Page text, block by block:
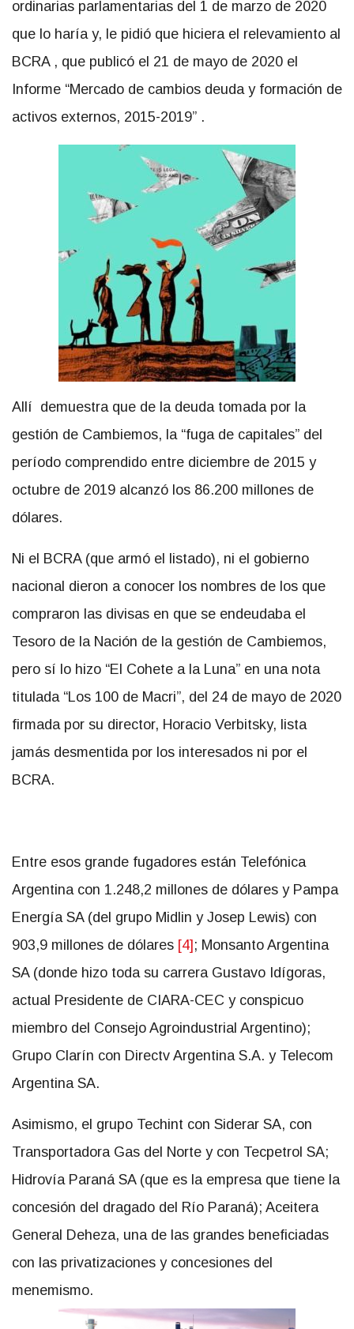
ordinarias parlamentarias del 1 de marzo de 2020
que lo haría y, le pidió que hiciera el relevamiento al
BCRA , que publicó el 21 de mayo de 2020 el
Informe “Mercado de cambios deuda y formación de
activos externos, 2015-2019” .
Allí demuestra que de la deuda tomada por la
gestión de Cambiemos, la “fuga de capitales” del
período comprendido entre diciembre de 2015 y
octubre de 2019 alcanzó los 86.200 millones de
dólares.
Ni el BCRA (que armó el listado), ni el gobierno
nacional dieron a conocer los nombres de los que
compraron las divisas en que se endeudaba el
Tesoro de la Nación de la gestión de Cambiemos,
pero sí lo hizo “El Cohete a la Luna” en una nota
titulada “Los 100 de Macri”, del 24 de mayo de 2020
firmada por su director, Horacio Verbitsky, lista
jamás desmentida por los interesados ni por el
BCRA.
Entre esos grande fugadores están Telefónica
Argentina con 1.248,2 millones de dólares y Pampa
Energía SA (del grupo Midlin y Josep Lewis) con
903,9 millones de dólares [4] ; Monsanto Argentina
SA (donde hizo toda su carrera Gustavo Idígoras,
actual Presidente de CIARA-CEC y conspicuo
miembro del Consejo Agroindustrial Argentino);
Grupo Clarín con Directv Argentina S.A. y Telecom
Argentina SA.
Asimismo, el grupo Techint con Siderar SA, con
Transportadora Gas del Norte y con Tecpetrol SA;
Hidrovía Paraná SA (que es la empresa que tiene la
concesión del dragado del Río Paraná); Aceitera
General Deheza, una de las grandes beneficiadas
con las privatizaciones y concesiones del
menemismo.